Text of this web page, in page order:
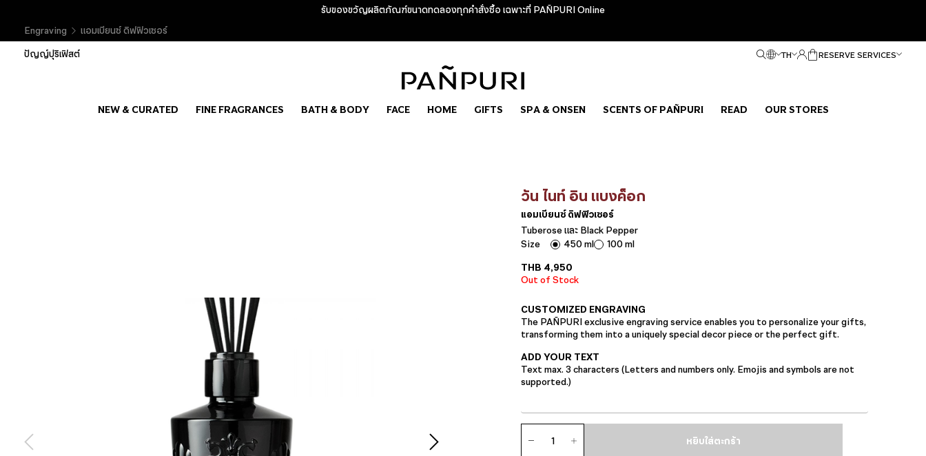
รับของขวัญผลิตภัณฑ์ขนาดทดลองทุกคำสั่งซื้อ เฉพาะที่ PAÑPURI Online
Engraving
แอมเบียนซ์ ดิฟฟิวเซอร์
ปัญญ์ปุริเฟิสต์
TH RESERVE SERVICES
NEW & CURATED FINE FRAGRANCES BATH & BODY FACE HOME GIFTS SPA & ONSEN SCENTS OF PAÑPURI READ OUR STORES
วัน ไนท์ อิน แบงค็อก
แอมเบียนซ์ ดิฟฟิวเซอร์
Tuberose และ Black Pepper
Size
450 ml
100 ml
THB 4,950
Out of Stock
CUSTOMIZED ENGRAVING
The PAÑPURI exclusive engraving service enables you to personalize your gifts,
transforming them into a uniquely special decor piece or the perfect gift.
ADD YOUR TEXT
Text max. 3 characters (Letters and numbers only. Emojis and symbols are not
supported.)
จำนวน
แอ
หยิบใส่ตะกร้า